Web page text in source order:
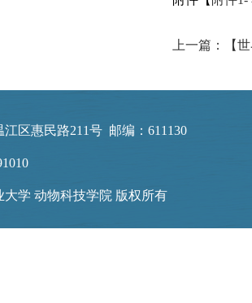
上一篇：【
区惠民路211号 邮编：611130
大学 动物科技学院 版权所有